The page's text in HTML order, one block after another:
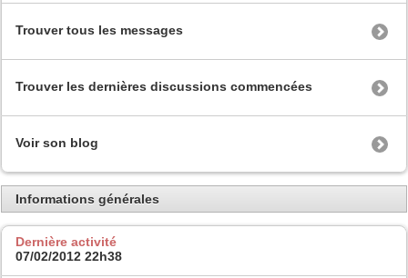
Trouver tous les messages
Trouver les dernières discussions commencées
Voir son blog
Informations générales
Dernière activité
07/02/2012 22h38